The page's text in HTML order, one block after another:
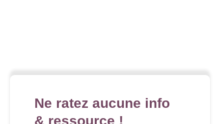
Ne ratez aucune info
& ressource !